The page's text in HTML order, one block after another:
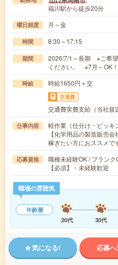
福川駅から徒歩20分
曜日頻度 月～金
時間 8:30～17:15
期間
2026/7/1～長期 ※ご希
ください。 ※7月～OK！
時給 時給1650円＋交
交通費
交通費実費支給（当社規
仕事内容
軽作業（仕分け・ピッキ
【化学用品の製造販売
稼ぎたい方におススメ
応募資格
職種未経験OK / ブラン
【必須】・未経験歓迎
職場の雰囲気
年齢層
20代
30代
気になる! 応募